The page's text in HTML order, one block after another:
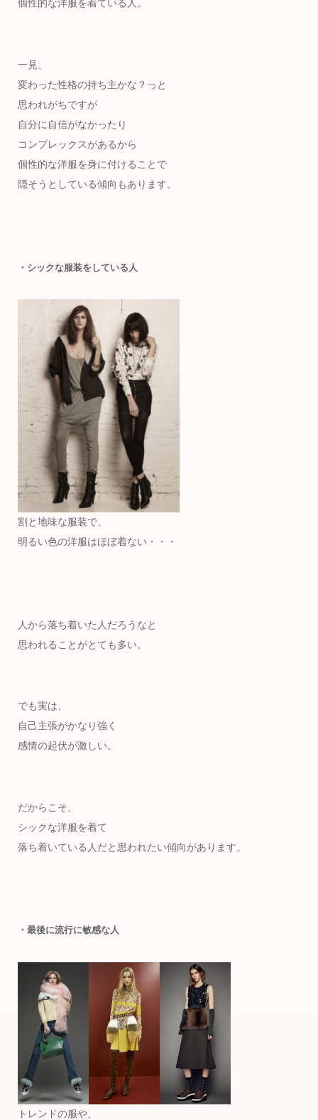
個性的な洋服を着ている人。
一見、
変わった性格の持ち主かな？っと
思われがちですが
自分に自信がなかったり
コンプレックスがあるから
個性的な洋服を身に付けることで
隠そうとしている傾向もあります。
・シックな服装をしている人
割と地味な服装で、
明るい色の洋服はほぼ着ない・・・
人から落ち着いた人だろうなと
思われることがとても多い。
でも実は、
自己主張がかなり強く
感情の起伏が激しい。
だからこそ、
シックな洋服を着て
落ち着いている人だと思われたい傾向があります。
・最後に流行に敏感な人
トレンドの服や、